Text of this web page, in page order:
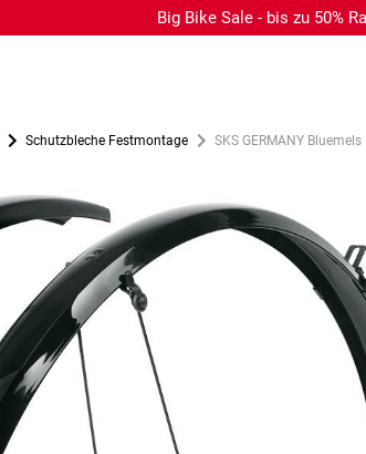
Big Bike Sale - bis zu 50%
Schutzbleche Festmontage SKS GERMANY